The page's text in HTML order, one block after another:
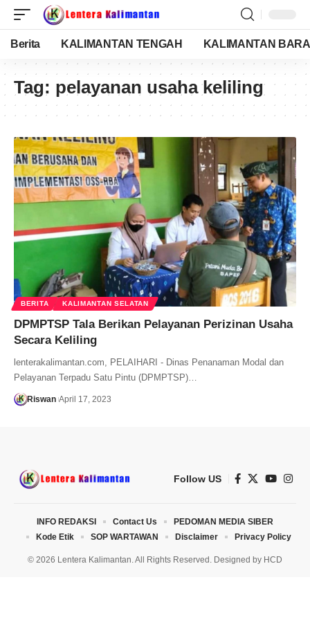
Berita KALIMANTAN TENGAH KALIMANTAN
Tag: pelayanan usaha keliling
BERITA KALIMANTAN SELATAN
DPMPTSP Tala Berikan Pelayanan Perizinan Usaha
Secara Keliling
lenterakalimantan.com, PELAIHARI - Dinas Penanaman Modal dan
Pelayanan Terpadu Satu Pintu (DPMPTSP)…
Riswan April 17, 2023
Follow US
© 2026 Lentera Kalimantan. All Rights Reserved. Designed by HCD
INFO REDAKSI Contact Us
PEDOMAN MEDIA SIBER
Kode Etik
SOP WARTAWAN Disclaimer Privacy Policy